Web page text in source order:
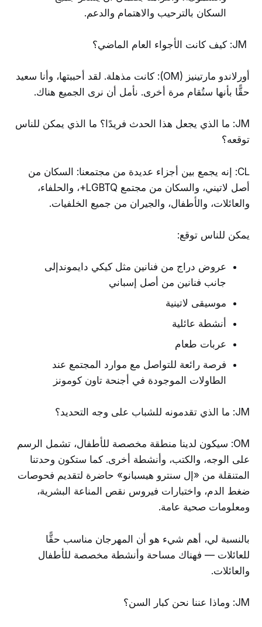
السكان بالترحيب والاهتمام والدعم.
أورلاندو مارتينيز (OM): كانت مذهلة. لقد أحببتها، وأنا سعيد
حقًّا بأنها ستُقام مرة أخرى. نأمل أن نرى الجميع هناك.
JM: ما الذي يجعل هذا الحدث فريدًا؟ ما الذي يمكن للناس
توقعه؟
CL: إنه يجمع بين أجزاء عديدة من مجتمعنا: السكان من
أصل لاتيني، والسكان من مجتمع LGBTQ+، والحلفاء،
والعائلات، والأطفال، والجيران من جميع الخلفيات.
يمكن للناس توقع:
عروض دراج من فنانين مثل كيكي دايموندإلى
جانب فنانين من أصل إسباني
موسيقى لاتينية
أنشطة عائلية
عربات طعام
فرصة رائعة للتواصل مع موارد المجتمع عند
الطاولات الموجودة في أجنحة تاون كومونز
JM: ما الذي تقدمونه للشباب على وجه التحديد؟
OM: سيكون لدينا منطقة مخصصة للأطفال، تشمل الرسم
على الوجه، والكتب، وأنشطة أخرى. كما ستكون وحدتنا
المتنقلة من «إل سنترو هيسبانو» حاضرة لتقديم فحوصات
ضغط الدم، واختبارات فيروس نقص المناعة البشرية،
ومعلومات صحية عامة.
بالنسبة لي، أهم شيء هو أن المهرجان مناسب حقًّا
للعائلات — فهناك مساحة وأنشطة مخصصة للأطفال
والعائلات.
JM: وماذا عننا نحن كبار السن؟